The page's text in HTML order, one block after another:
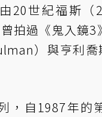
20世紀福斯（
拍過《鬼入鏡3
）與亨利
，自1987年的